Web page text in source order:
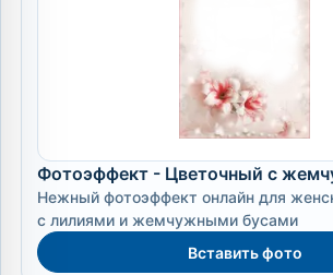
Фотоэффект - Цветочный с
Нежный фотоэффект онлайн для
с лилиями и жемчужными бусами
Вставить фото